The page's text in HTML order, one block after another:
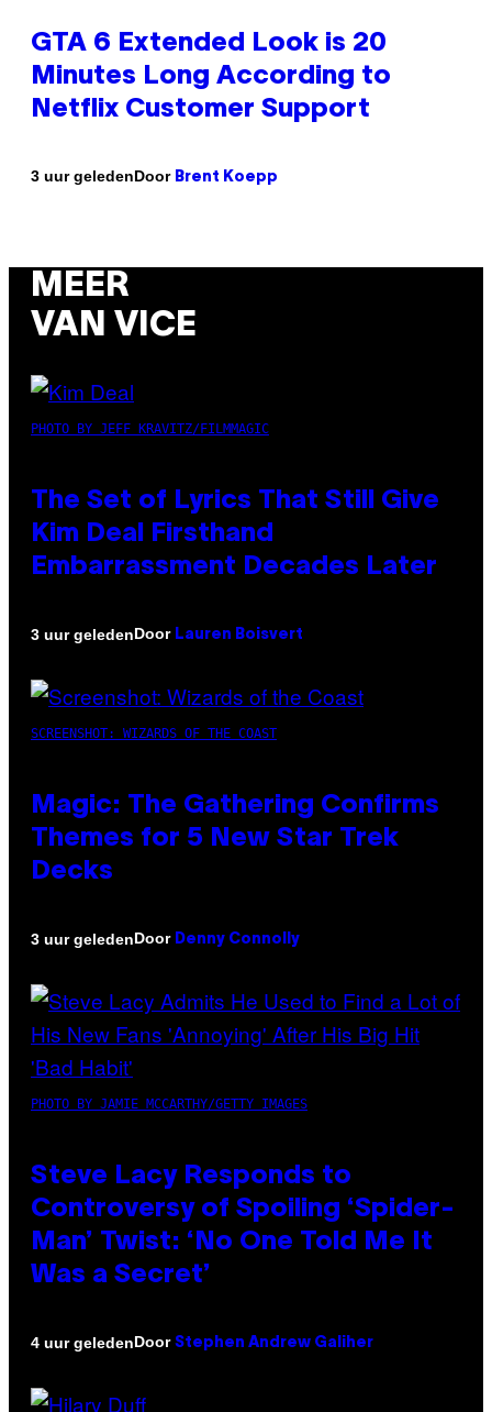
GTA 6 Extended Look is 20
Minutes Long According to
Netflix Customer Support
3 uur geledenDoor Brent Koepp
MEER
VAN VICE
PHOTO BY JEFF KRAVITZ/FILMMAGIC
The Set of Lyrics That Still Give
Kim Deal Firsthand
Embarrassment Decades Later
3 uur geledenDoor Lauren Boisvert
SCREENSHOT: WIZARDS OF THE COAST
Magic: The Gathering Confirms
Themes for 5 New Star Trek
Decks
3 uur geledenDoor Denny Connolly
PHOTO BY JAMIE MCCARTHY/GETTY IMAGES
Steve Lacy Responds to
Controversy of Spoiling ‘Spider-
Man’ Twist: ‘No One Told Me It
Was a Secret’
4 uur geledenDoor Stephen Andrew Galiher